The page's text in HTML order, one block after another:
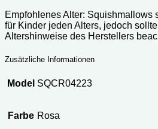
Empfohlenes Alter: Squishmallows
für Kinder jeden Alters, jedoch
Altershinweise des Herstellers
Zusätzliche Informationen
Model SQCR04223
Farbe Rosa